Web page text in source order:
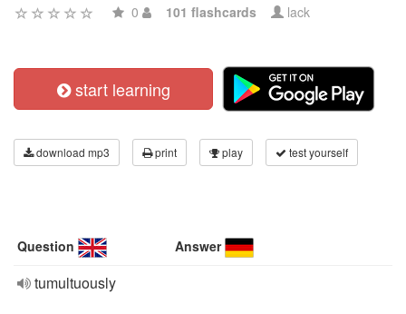
0 101 flashcards lack
start learning
download mp3 print play test yourself
Question Answer
tumultuously